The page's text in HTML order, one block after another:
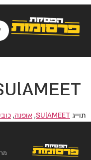
תוייג SUlAMEET
, אופנה,